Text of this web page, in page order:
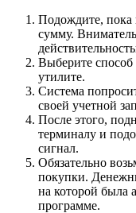
Подождите, пока
сумму.
Выберите способ
утилите.
Система
своей учетной
После этого,
терминалу и
сигнал.
Обязательно
покупки.
на которой была
программе.